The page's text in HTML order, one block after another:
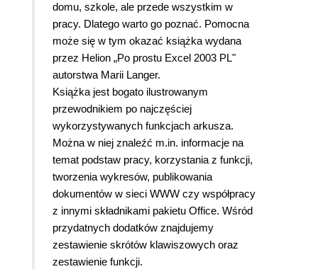
domu, szkole, ale przede wszystkim w
pracy. Dlatego warto go poznać. Pomocna
może się w tym okazać książka wydana
przez Helion „Po prostu Excel 2003 PL"
autorstwa Marii Langer.
Książka jest bogato ilustrowanym
przewodnikiem po najczęściej
wykorzystywanych funkcjach arkusza.
Można w niej znaleźć m.in. informacje na
temat podstaw pracy, korzystania z funkcji,
tworzenia wykresów, publikowania
dokumentów w sieci WWW czy współpracy
z innymi składnikami pakietu Office. Wśród
przydatnych dodatków znajdujemy
zestawienie skrótów klawiszowych oraz
zestawienie funkcji.